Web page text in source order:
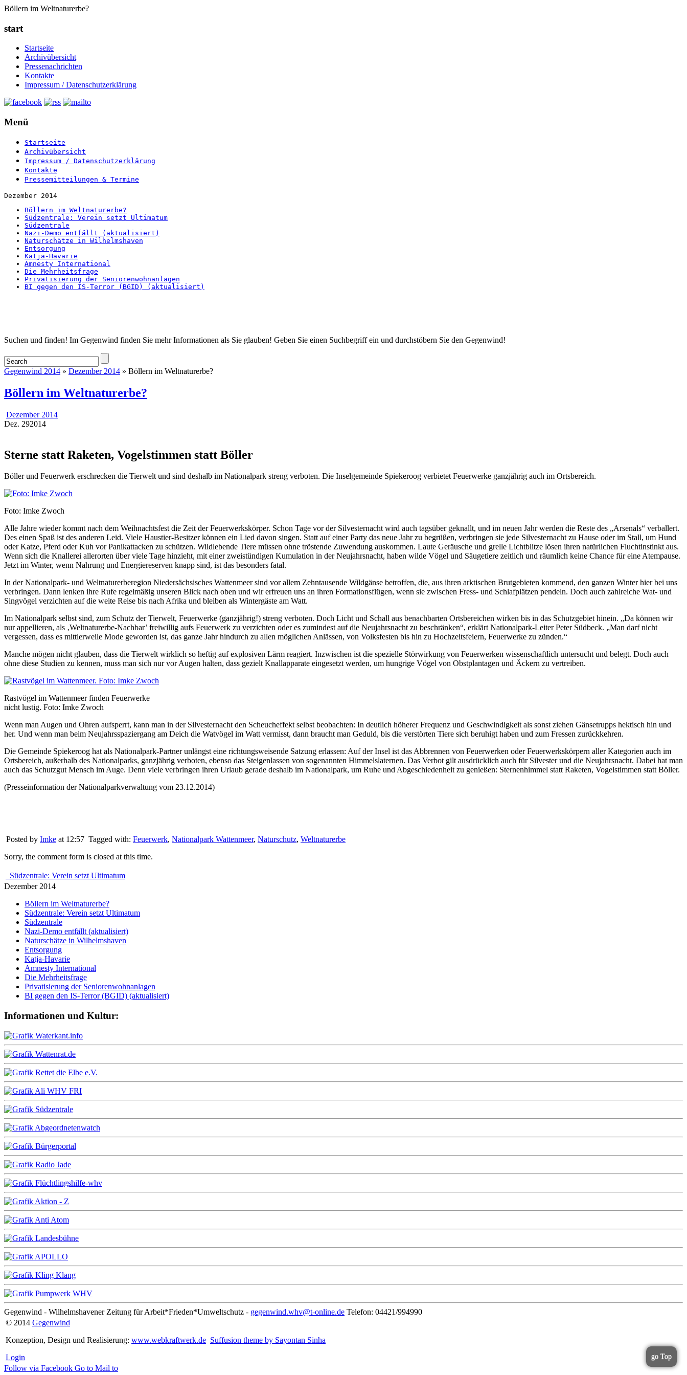
Böllern im Weltnaturerbe?
start
Startseite
Archivübersicht
Pressenachrichten
Kontakte
Impressum / Datenschutzerklärung
Menü
Startseite
Archivübersicht
Impressum / Datenschutzerklärung
Kontakte
Pressemitteilungen & Termine
Dezember 2014
Böllern im Weltnaturerbe?
Südzentrale: Verein setzt Ultimatum
Südzentrale
Nazi-Demo entfällt (aktualisiert)
Naturschätze in Wilhelmshaven
Entsorgung
Katja-Havarie
Amnesty International
Die Mehrheitsfrage
Privatisierung der Seniorenwohnanlagen
BI gegen den IS-Terror (BGID) (aktualisiert)
Startseite
Suchen und finden! Im Gegenwind finden Sie mehr Informationen als Sie glauben! Geben Sie einen Suchbegriff ein und durchstöbern Sie den Gegenwind!
Gegenwind 2014 » Dezember 2014 » Böllern im Weltnaturerbe?
Böllern im Weltnaturerbe?
Dezember 2014
Dez. 292014
Sterne statt Raketen, Vogelstimmen statt Böller
Böller und Feuerwerk erschrecken die Tierwelt und sind deshalb im Nationalpark streng verboten. Die Inselgemeinde Spiekeroog verbietet Feuerwerke ganzjährig auch im Ortsbereich.
Foto: Imke Zwoch
Alle Jahre wieder kommt nach dem Weihnachtsfest die Zeit der Feuerwerkskörper. Schon Tage vor der Silvesternacht wird auch tagsüber geknallt, und im neuen Jahr werden die Reste des „Arsenals“ verballert.
Des einen Spaß ist des anderen Leid. Viele Haustier-Besitzer können ein Lied davon singen. Statt auf einer Party das neue Jahr zu begrüßen, verbringen sie jede Silvesternacht zu Hause oder im Stall, um Hund
oder Katze, Pferd oder Kuh vor Panikattacken zu schützen. Wildlebende Tiere müssen ohne tröstende Zuwendung auskommen. Laute Geräusche und grelle Lichtblitze lösen ihren natürlichen Fluchtinstinkt aus.
Wenn sich die Knallerei allerorten über viele Tage hinzieht, mit einer zweistündigen Kumulation in der Neujahrsnacht, haben wilde Vögel und Säugetiere zeitlich und räumlich keine Chance für eine Atempause.
Jetzt im Winter, wenn Nahrung und Energiereserven knapp sind, ist das besonders fatal.
In der Nationalpark- und Weltnaturerberegion Niedersächsisches Wattenmeer sind vor allem Zehntausende Wildgänse betroffen, die, aus ihren arktischen Brutgebieten kommend, den ganzen Winter hier bei uns
verbringen. Dann lenken ihre Rufe regelmäßig unseren Blick nach oben und wir erfreuen uns an ihren Formationsflügen, wenn sie zwischen Fress- und Schlafplätzen pendeln. Doch auch zahlreiche Wat- und
Singvögel verzichten auf die weite Reise bis nach Afrika und bleiben als Wintergäste am Watt.
Im Nationalpark selbst sind, zum Schutz der Tierwelt, Feuerwerke (ganzjährig!) streng verboten. Doch Licht und Schall aus benachbarten Ortsbereichen wirken bis in das Schutzgebiet hinein. „Da können wir
nur appellieren, als ‚Weltnaturerbe-Nachbar’ freiwillig aufs Feuerwerk zu verzichten oder es zumindest auf die Neujahrsnacht zu beschränken“, erklärt Nationalpark-Leiter Peter Südbeck. „Man darf nicht
vergessen, dass es mittlerweile Mode geworden ist, das ganze Jahr hindurch zu allen möglichen Anlässen, von Volksfesten bis hin zu Hochzeitsfeiern, Feuerwerke zu zünden.“
Manche mögen nicht glauben, dass die Tierwelt wirklich so heftig auf explosiven Lärm reagiert. Inzwischen ist die spezielle Störwirkung von Feuerwerken wissenschaftlich untersucht und belegt. Doch auch
ohne diese Studien zu kennen, muss man sich nur vor Augen halten, dass gezielt Knallapparate eingesetzt werden, um hungrige Vögel von Obstplantagen und Äckern zu vertreiben.
Rastvögel im Wattenmeer finden Feuerwerke
nicht lustig. Foto: Imke Zwoch
Wenn man Augen und Ohren aufsperrt, kann man in der Silvesternacht den Scheucheffekt selbst beobachten: In deutlich höherer Frequenz und Geschwindigkeit als sonst ziehen Gänsetrupps hektisch hin und
her. Und wenn man beim Neujahrsspaziergang am Deich die Watvögel im Watt vermisst, dann braucht man Geduld, bis die verstörten Tiere sich beruhigt haben und zum Fressen zurückkehren.
Die Gemeinde Spiekeroog hat als Nationalpark-Partner unlängst eine richtungsweisende Satzung erlassen: Auf der Insel ist das Abbrennen von Feuerwerken oder Feuerwerkskörpern aller Kategorien auch im
Ortsbereich, außerhalb des Nationalparks, ganzjährig verboten, ebenso das Steigenlassen von sogenannten Himmelslaternen. Das Verbot gilt ausdrücklich auch für Silvester und die Neujahrsnacht. Dabei hat man
auch das Schutzgut Mensch im Auge. Denn viele verbringen ihren Urlaub gerade deshalb im Nationalpark, um Ruhe und Abgeschiedenheit zu genießen: Sternenhimmel statt Raketen, Vogelstimmen statt Böller.
(Presseinformation der Nationalparkverwaltung vom 23.12.2014)
Posted by Imke at 12:57 Tagged with: Feuerwerk, Nationalpark Wattenmeer, Naturschutz, Weltnaturerbe
Sorry, the comment form is closed at this time.
Südzentrale: Verein setzt Ultimatum
Dezember 2014
Böllern im Weltnaturerbe?
Südzentrale: Verein setzt Ultimatum
Südzentrale
Nazi-Demo entfällt (aktualisiert)
Naturschätze in Wilhelmshaven
Entsorgung
Katja-Havarie
Amnesty International
Die Mehrheitsfrage
Privatisierung der Seniorenwohnanlagen
BI gegen den IS-Terror (BGID) (aktualisiert)
Informationen und Kultur:
Gegenwind - Wilhelmshavener Zeitung für Arbeit*Frieden*Umweltschutz - gegenwind.whv@t-online.de Telefon: 04421/994990
© 2014 Gegenwind
Konzeption, Design und Realisierung: www.webkraftwerk.de
Login
Suffusion theme by Sayontan Sinha
Follow via Facebook Go to Mail to
go Top